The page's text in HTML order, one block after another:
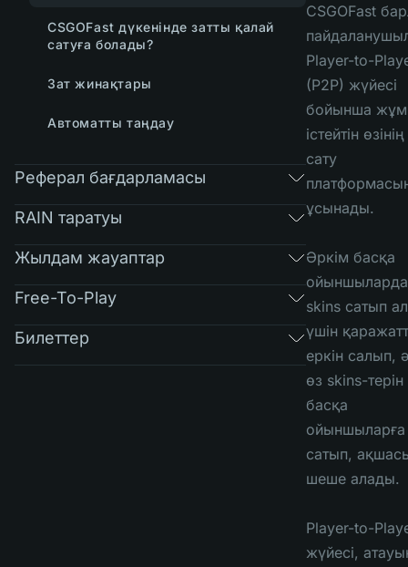
CSGOFast дүкенінде затты қалай
сатуға болады?
Зат жинақтары
Автоматты таңдау
Реферал бағдарламасы
RAIN таратуы
Жылдам жауаптар
Free-To-Play
Билеттер
CSGOFast
Player-to-
(P2P) жүйесі
бойынша
істейтін
сату
ұсынады.
Әркім басқа
skins сатып
үшін
еркін салып,
өз skins-терін
басқа
ойыншыларға
сатып,
шеше алады.
Player-to-
жүйесі,